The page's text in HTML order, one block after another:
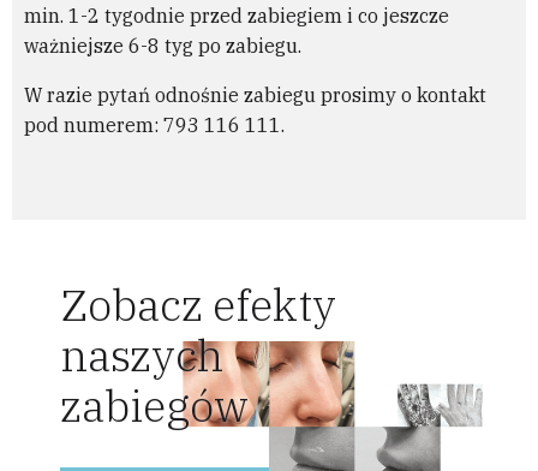
min. 1-2 tygodnie przed zabiegiem i co jeszcze
ważniejsze 6-8 tyg po zabiegu.
W razie pytań odnośnie zabiegu prosimy o kontakt
pod numerem: 793 116 111.
Zobacz efekty
naszych
zabiegów